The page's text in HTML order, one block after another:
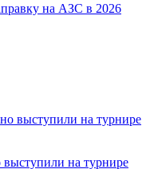
на АЗС в 2026
на турнире